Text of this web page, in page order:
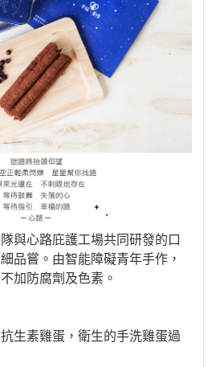
與心路庇護工場共同研發的口
品嘗。由智能障礙青年手作，
加防腐劑及色素。
生素雞蛋，衛生的手洗雞蛋過